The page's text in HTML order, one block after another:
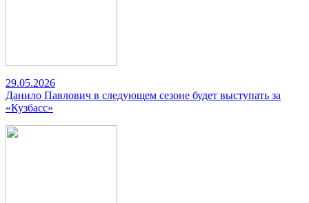
29.05.2026
Данило Павлович в следующем сезоне будет выступать за
«Кузбасс»